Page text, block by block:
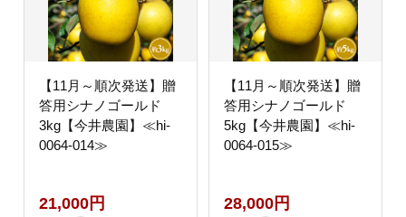
【11月～順次発送】贈
答用シナノゴールド
3kg【今井農園】≪hi-
0064-014≫
21,000円
【11月～順次発送】贈
答用シナノゴールド
5kg【今井農園】≪hi-
0064-015≫
28,000円